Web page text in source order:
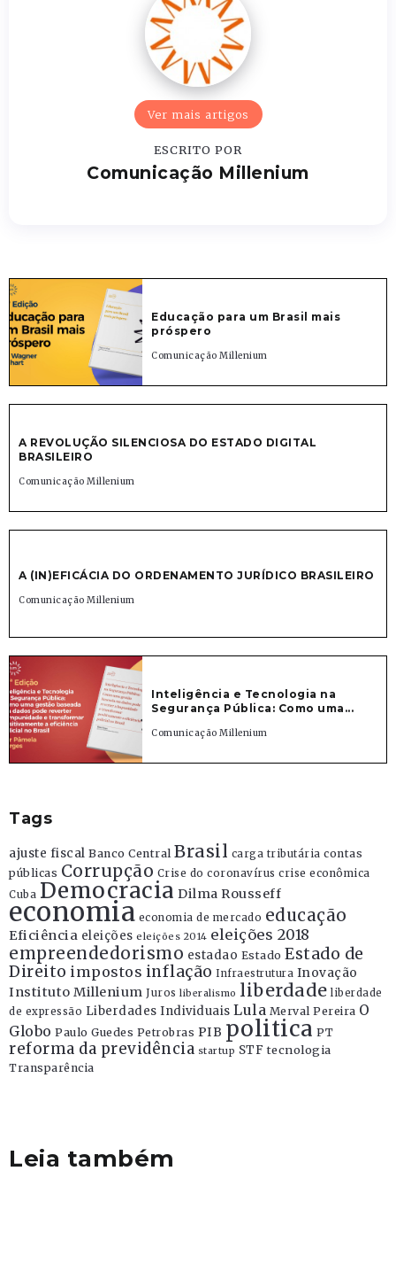
Ver mais artigos
ESCRITO POR
Comunicação Millenium
Educação para um Brasil mais
próspero
Comunicação Millenium
A REVOLUÇÃO SILENCIOSA DO ESTADO DIGITAL
BRASILEIRO
Comunicação Millenium
A (IN)EFICÁCIA DO ORDENAMENTO JURÍDICO BRASILEIRO
Comunicação Millenium
Inteligência e Tecnologia na
Segurança Pública: Como uma...
Comunicação Millenium
Tags
ajuste fiscal Banco Central Brasil carga tributária contas
públicas Corrupção Crise do coronavírus crise econômica
Cuba Democracia Dilma Rousseff
economia economia de mercado educação
Eficiência eleições eleições 2014 eleições 2018
empreendedorismo estadao Estado Estado de
Direito impostos inflação Infraestrutura Inovação
Instituto Millenium Juros liberalismo liberdade liberdade
de expressão Liberdades Individuais Lula Merval Pereira O
Globo Paulo Guedes Petrobras PIB politica PT
reforma da previdência startup STF tecnologia
Transparência
Leia também